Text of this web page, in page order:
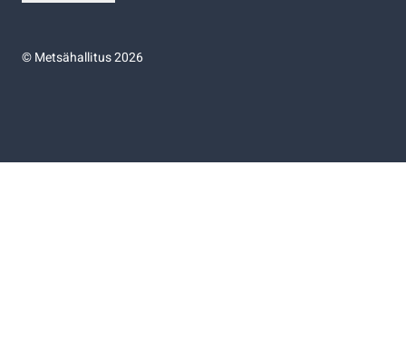
©Metsähallitus 2026